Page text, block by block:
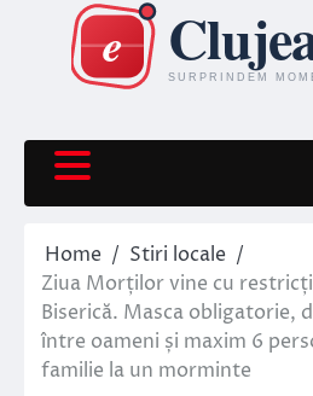
content
Home
Stiri locale
Ziua Morților vine cu
Biserică. Masca obligatorie,
între oameni și maxim 6
familie la un morminte